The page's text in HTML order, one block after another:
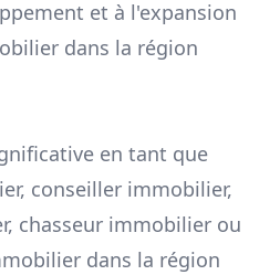
et à l'expansion
dans la région
en tant que
conseiller immobilier,
chasseur immobilier ou
dans la région